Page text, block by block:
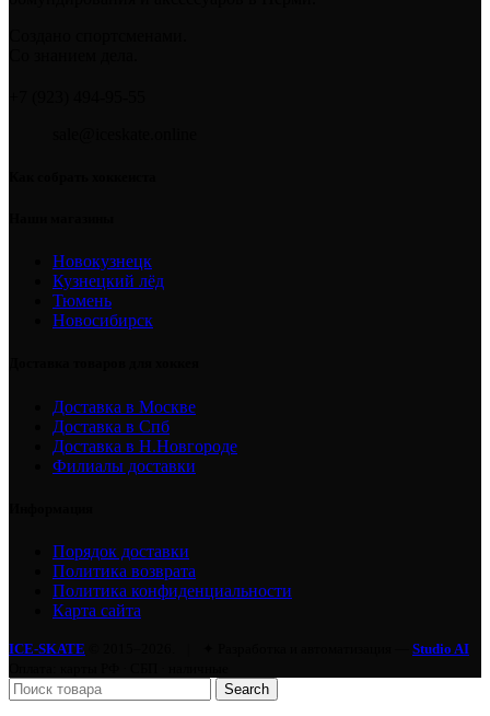
Новокузнецк
Кузнецкий лёд
Тюмень
Новосибирск
Доставка в Москве
Доставка в Спб
Доставка в Н.Новгороде
Филиалы доставки
Порядок доставки
Политика возврата
Политика конфиденциальности
Карта сайта
ICE-SKATE
Studio AI
Search